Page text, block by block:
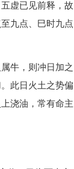
虚已见前释，故
九点、巳时九点
牛，则冲日加之
此日火土之势偏
浇油，常有命主